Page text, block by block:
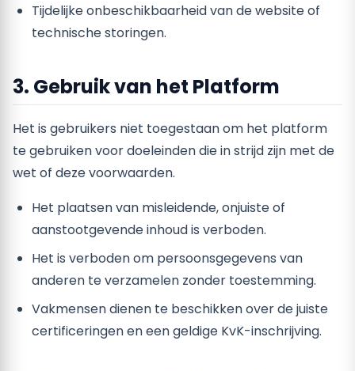
Tijdelijke onbeschikbaarheid van de website of
technische storingen.
3. Gebruik van het Platform
Het is gebruikers niet toegestaan om het platform
te gebruiken voor doeleinden die in strijd zijn met de
wet of deze voorwaarden.
Het plaatsen van misleidende, onjuiste of
aanstootgevende inhoud is verboden.
Het is verboden om persoonsgegevens van
anderen te verzamelen zonder toestemming.
Vakmensen dienen te beschikken over de juiste
certificeringen en een geldige KvK-inschrijving.